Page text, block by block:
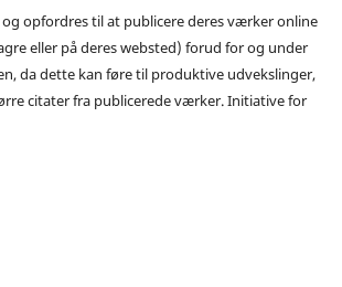
opfordres til at publicere deres værker online
eller på deres websted) forud for og under
da dette kan føre til produktive udvekslinger,
citater fra publicerede værker. Initiative for